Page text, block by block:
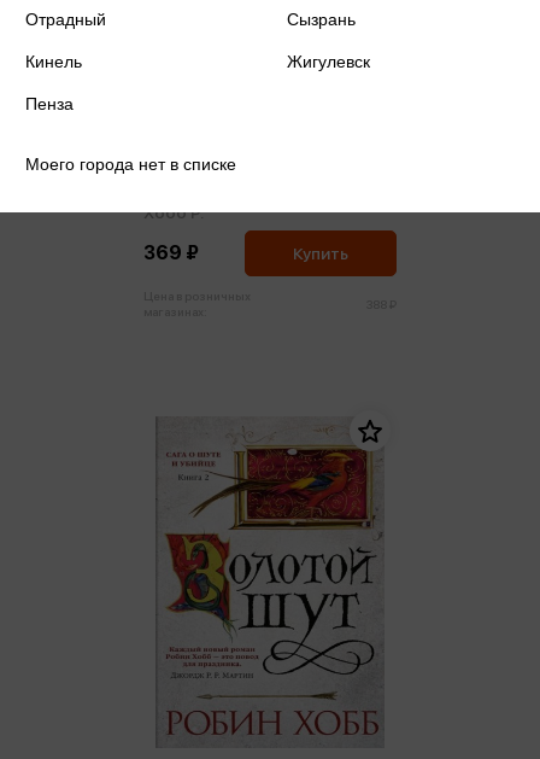
Хобб Р. - Сага о шуте и убийце.
Хобб Р.
369 ₽ Купить
Отрадный Сызрань
Кинель Жигулевск
Пенза
Моего города нет в списке